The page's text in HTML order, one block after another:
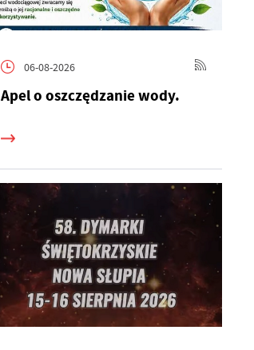
06-08-2026
Apel o oszczędzanie wody.